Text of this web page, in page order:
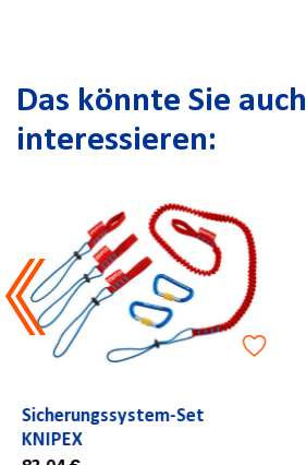
Das könnte Sie auch
interessieren: